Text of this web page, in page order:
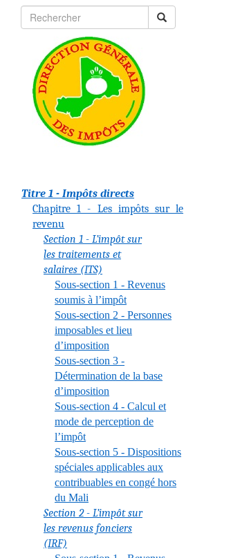
Titre 1 - Impôts directs
Chapitre 1 - Les impôts sur le
revenu
Section 1 - L’impôt sur
les traitements et
salaires (ITS)
Sous-section 1 - Revenus
soumis à l’impôt
Sous-section 2 - Personnes
imposables et lieu
d’imposition
Sous-section 3 -
Détermination de la base
d’imposition
Sous-section 4 - Calcul et
mode de perception de
l’impôt
Sous-section 5 - Dispositions
spéciales applicables aux
contribuables en congé hors
du Mali
Section 2 - L’impôt sur
les revenus fonciers
(IRF)